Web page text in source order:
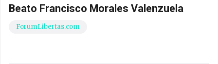
Beato Francisco Morales Valenzuela
ForumLibertas.com